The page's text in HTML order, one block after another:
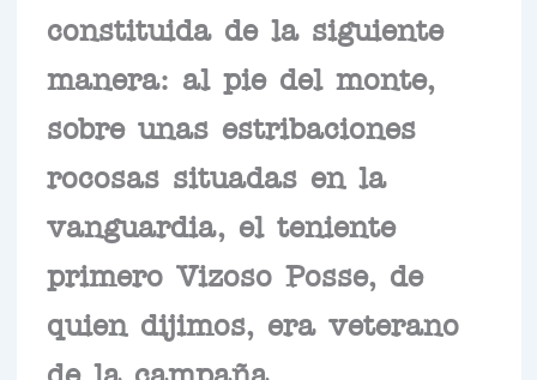
constituida de la siguiente
manera: al pie del monte,
sobre unas estribaciones
rocosas situadas en la
vanguardia, el teniente
primero Vizoso Posse, de
quien dijimos, era veterano
de la campaña